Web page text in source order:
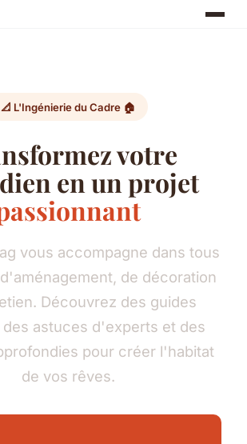
📐 L'Ingénierie du Cadre 🏠
votre
en un projet
vous accompagne dans tous
de décoration
Découvrez des guides
des astuces d'experts et des
pour créer l'habitat
de vos rêves.